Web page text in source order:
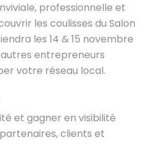
professionnelle et
les coulisses du Salon
les 14 & 15 novembre
entrepreneurs
votre réseau local.
et gagner en visibilité
clients et